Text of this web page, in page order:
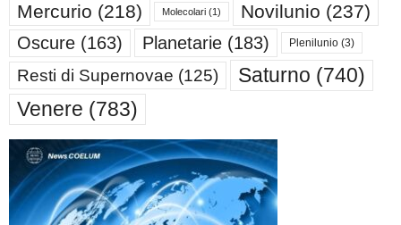
Mercurio (218) Molecolari (1) Novilunio (237)
Oscure (163) Planetarie (183) Plenilunio (3)
Resti di Supernovae (125) Saturno (740)
Venere (783)